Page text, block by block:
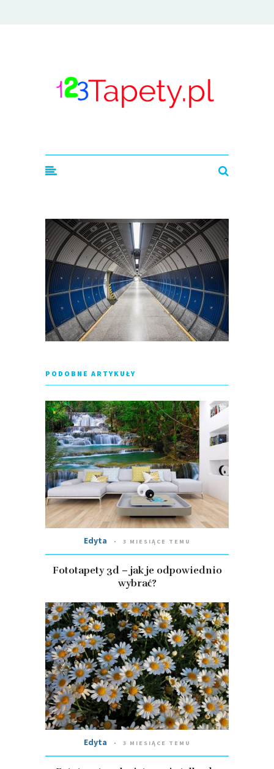
PODOBNE ARTYKUŁY
Edyta 3 MIESIĄCE TEMU
Fototapety 3d – jak je odpowiednio
wybrać?
Edyta 3 MIESIĄCE TEMU